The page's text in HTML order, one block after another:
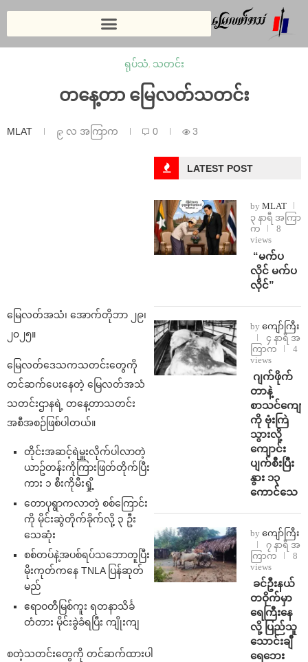
ရုပ်သံ, သတင်း
တနေ့တာ မြေလတ်သတင်း
MLAT ၉ လ အကြာက 0 3
မြေလတ်အသံ၊ အောက်တိုဘာ ၂၉၊
၂၀၂၅။
မြေလတ်ဒေသကသတင်းတွေကို
တင်ဆက်ပေးနေတဲ့ မြေလတ်အသံ
သတင်းဌာနရဲ့ တနေ့တာသတင်း
အစီအစဉ်ဖြစ်ပါတယ်။
တိုင်းအဆင့်ရဲမှူးလိုက်ပါလာတဲ့
ယာဥ်တန်းကိုကြားဖြတ်တိုက်ပြီး
ကား ၁ စီးကိုမီးရှို့
တောပုရွာကလာတဲ့ စစ်ကြောင်း
ကို မိုင်းဆွဲတိုက်ခိုက်လို့ ၃ ဦး
သေဆုံး
စစ်တပ်နဲ့အပစ်ရပ်သဘောတူပြီး
မိုးကုတ်ကနေ TNLA ပြန်ဆုတ်
မည်
ဧရာဝတီမြစ်ကူး ရတနာသိင်္ခ
တံတား မိုင်းခွဲခံရပြီး ကျိုးကျ
စတဲ့သတင်းတွေကို တင်ဆက်ထားပါ
LATEST POST
by MLAT
၃ နာရီ အကြာ
က
8
views
⁨ ⁨“မက်ပ
လိုင် မက်ပ
လိုင်”
by ကျော်ကြီး
၄ နာရီ အ
ကြာက
4
views
⁨⁩ ⁨ဂျက်ဖိုက်
တာနဲ့
စာသင်ကျော
ကို ဗုံးကြဲ
သွားလို့
ကျောင်း
ပျက်စီးပြီး
နွား ၁၃
ကောင်သေ
by ကျော်ကြီး
၇ နာရီ အ
ကြာက
8
views
⁩ ⁨ခင်ဦးနယ်
တဝိုက်မှာ
ရေကြီးနေ
လို့ ပြည်သူ
သောင်းချီ
ရေဘေး